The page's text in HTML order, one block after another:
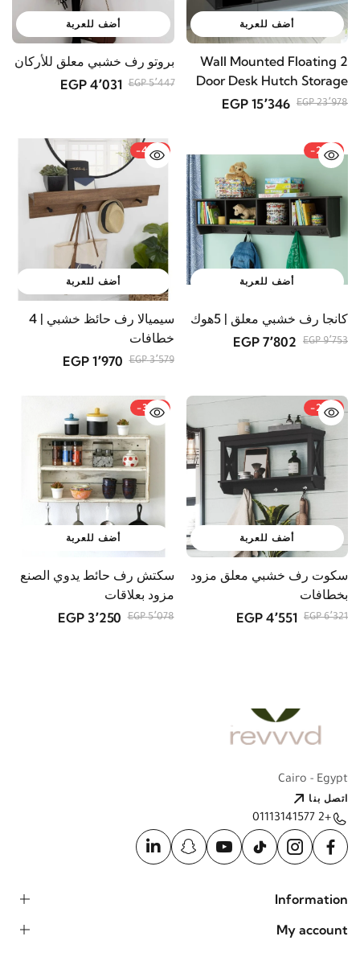
أضف للعربة
Wall Mounted Floating 2
Door Desk Hutch Storage
Shelves
23٬978 EGP 15٬346 EGP
أضف للعربة
بروتو رف خشبي معلق للأركان
5٬447 EGP 4٬031 EGP
-20%
أضف للعربة
كانجا رف خشبي معلق | 5هوك
9٬753 EGP 7٬802 EGP
-45%
أضف للعربة
سيميالا رف حائظ خشبي | 4
خطافات
3٬579 EGP 1٬970 EGP
-28%
أضف للعربة
سكوت رف خشبي معلق مزود
بخطافات
6٬321 EGP 4٬551 EGP
-36%
أضف للعربة
سكتش رف حائط يدوي الصنع
مزود بعلاقات
5٬078 EGP 3٬250 EGP
Cairo - Egypt
اتصل بنا
+2 01113141577
Information
My account